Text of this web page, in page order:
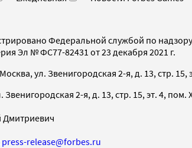
Федеральной службой по
Эл № ФС77-82431 от 23 декабря 2021 г.
ул. Звенигородская 2-я, д. 13, стр. 15,
2-я, д. 13, стр. 15, эт. 4, пом.
Дмитриевич
press-release@forbes.ru